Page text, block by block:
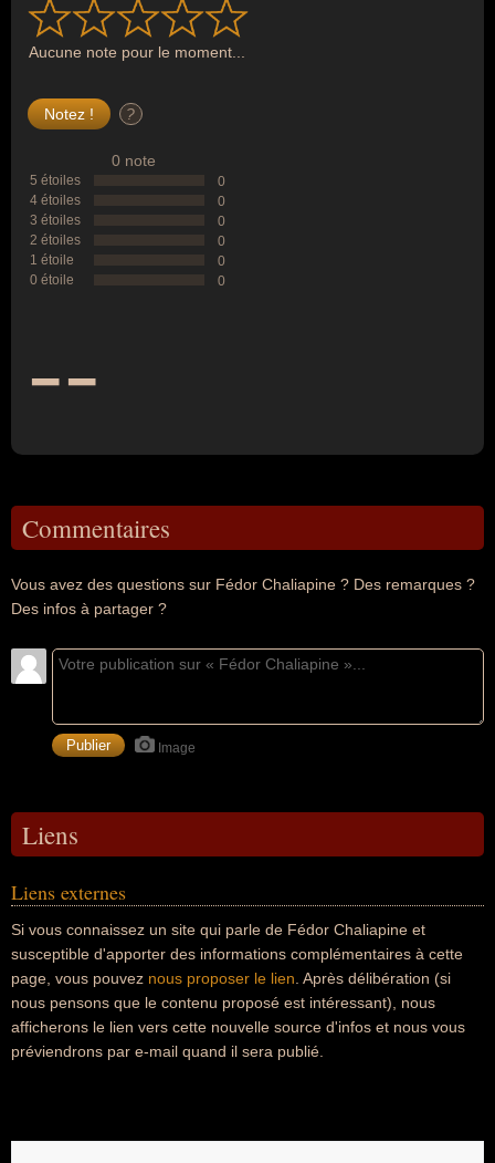
Aucune note pour le moment...
?
0 note
5 étoiles
0
4 étoiles
0
3 étoiles
0
2 étoiles
0
1 étoile
0
0 étoile
0
--
Commentaires
Vous avez des questions sur Fédor Chaliapine ? Des remarques ?
Des infos à partager ?
Image
Liens
Liens externes
Si vous connaissez un site qui parle de Fédor Chaliapine et
susceptible d'apporter des informations complémentaires à cette
page, vous pouvez nous proposer le lien . Après délibération (si
nous pensons que le contenu proposé est intéressant), nous
afficherons le lien vers cette nouvelle source d'infos et nous vous
préviendrons par e-mail quand il sera publié.